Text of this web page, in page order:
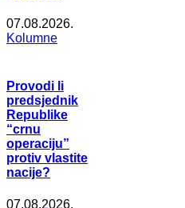
07.08.2026.
Kolumne
Provodi li
predsjednik
Republike
“crnu
operaciju”
protiv vlastite
nacije?
07.08.2026.